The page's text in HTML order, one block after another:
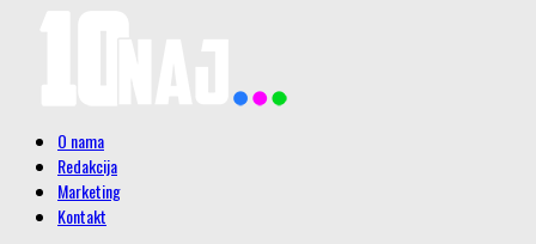
O nama
Redakcija
Marketing
Kontakt